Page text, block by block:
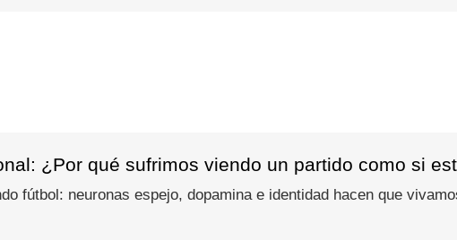
¿Por qué sufrimos viendo un partido como si
fútbol: neuronas espejo, dopamina e identidad hacen que